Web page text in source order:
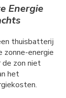
Energie
thuisbatterij
zonne-energie
de zon niet
het